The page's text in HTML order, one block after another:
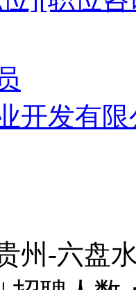
开发有限
州-六盘